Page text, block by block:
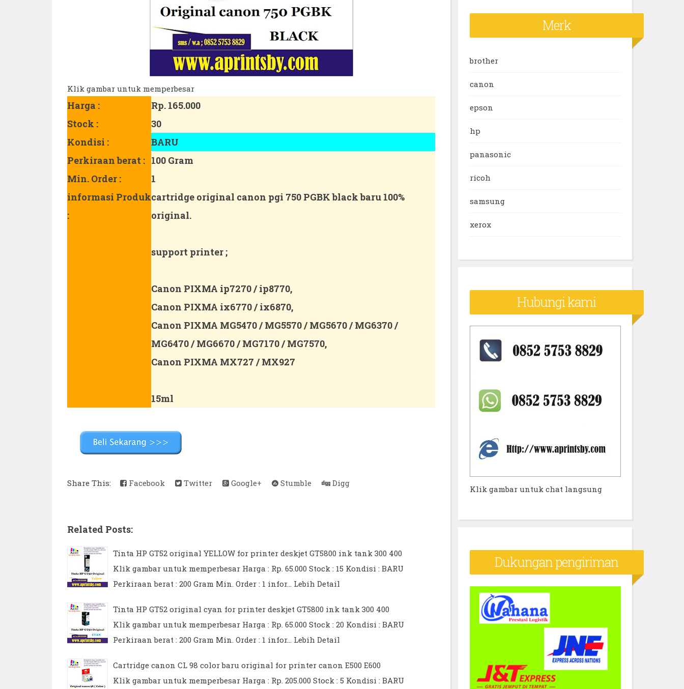
Klik gambar untuk memperbesar
Harga :
Rp. 165.000
Stock :
30
Kondisi :
BARU
Perkiraan berat : 100 Gram
Min. Order :
1
informasi Produk
:
cartridge original canon pgi 750 PGBK black baru 100%
original.
support printer ;
Canon PIXMA ip7270 / ip8770,
Canon PIXMA ix6770 / ix6870,
Canon PIXMA MG5470 / MG5570 / MG5670 / MG6370 /
MG6470 / MG6670 / MG7170 / MG7570,
Canon PIXMA MX727 / MX927
15ml
Share This: Facebook Twitter Google+ Stumble Digg
Related Posts:
Tinta HP GT52 original YELLOW for printer deskjet GT5800 ink tank 300 400
Klik gambar untuk memperbesar Harga : Rp. 65.000 Stock : 15 Kondisi : BARU
Perkiraan berat : 200 Gram Min. Order : 1 infor… Lebih Detail
Tinta HP GT52 original cyan for printer deskjet GT5800 ink tank 300 400
Klik gambar untuk memperbesar Harga : Rp. 65.000 Stock : 20 Kondisi : BARU
Perkiraan berat : 200 Gram Min. Order : 1 infor… Lebih Detail
Cartridge canon CL 98 color baru original for printer canon E500 E600
Klik gambar untuk memperbesar Harga : Rp. 205.000 Stock : 5 Kondisi : BARU
Merk
brother
canon
epson
hp
panasonic
ricoh
samsung
xerox
Hubungi kami
Klik gambar untuk chat langsung
Dukungan pengiriman